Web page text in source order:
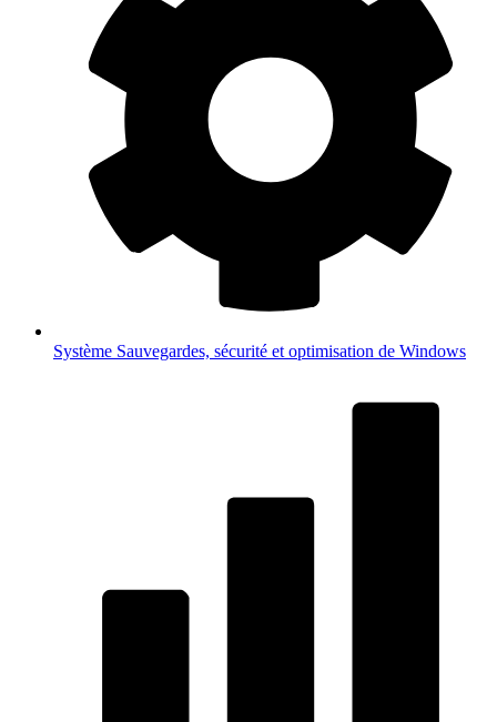
Système Sauvegardes, sécurité et optimisation de Windows